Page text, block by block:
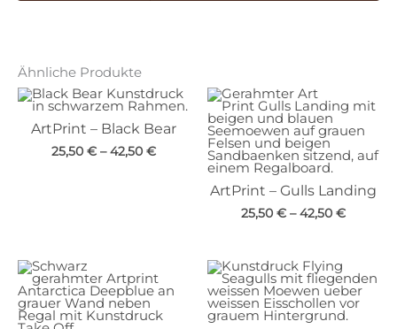
Ähnliche Produkte
ArtPrint – Black Bear
25,50 € –42,50 €
ArtPrint – Gulls Landing
25,50 € –42,50 €